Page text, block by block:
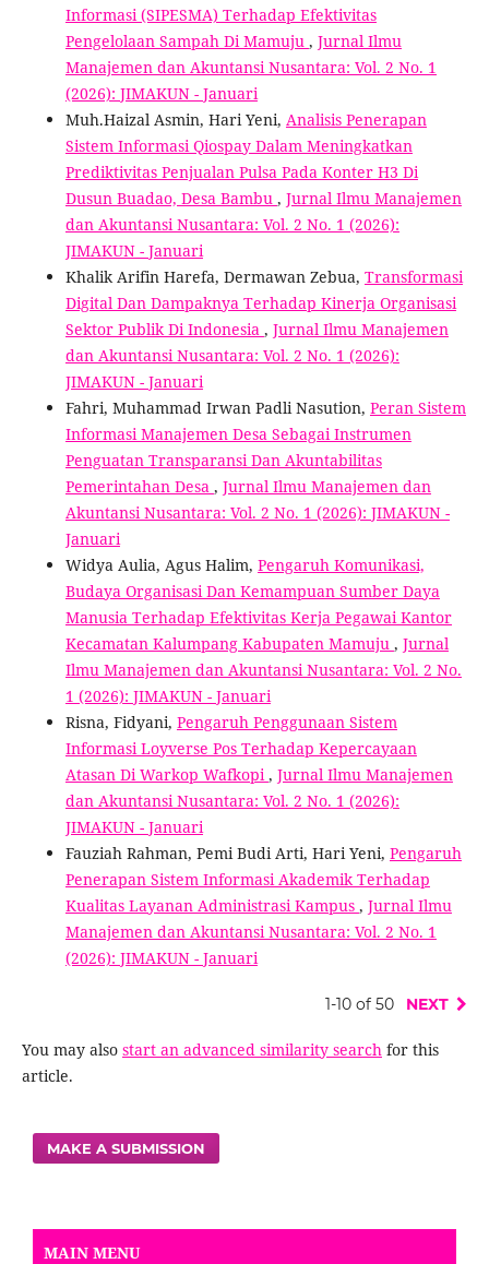
Informasi (SIPESMA) Terhadap Efektivitas
Pengelolaan Sampah Di Mamuju , Jurnal Ilmu
Manajemen dan Akuntansi Nusantara: Vol. 2 No. 1
(2026): JIMAKUN - Januari
Muh.Haizal Asmin, Hari Yeni, Analisis Penerapan
Sistem Informasi Qiospay Dalam Meningkatkan
Prediktivitas Penjualan Pulsa Pada Konter H3 Di
Dusun Buadao, Desa Bambu , Jurnal Ilmu Manajemen
dan Akuntansi Nusantara: Vol. 2 No. 1 (2026):
JIMAKUN - Januari
Khalik Arifin Harefa, Dermawan Zebua, Transformasi
Digital Dan Dampaknya Terhadap Kinerja Organisasi
Sektor Publik Di Indonesia , Jurnal Ilmu Manajemen
dan Akuntansi Nusantara: Vol. 2 No. 1 (2026):
JIMAKUN - Januari
Fahri, Muhammad Irwan Padli Nasution, Peran Sistem
Informasi Manajemen Desa Sebagai Instrumen
Penguatan Transparansi Dan Akuntabilitas
Pemerintahan Desa , Jurnal Ilmu Manajemen dan
Akuntansi Nusantara: Vol. 2 No. 1 (2026): JIMAKUN -
Januari
Widya Aulia, Agus Halim, Pengaruh Komunikasi,
Budaya Organisasi Dan Kemampuan Sumber Daya
Manusia Terhadap Efektivitas Kerja Pegawai Kantor
Kecamatan Kalumpang Kabupaten Mamuju , Jurnal
Ilmu Manajemen dan Akuntansi Nusantara: Vol. 2 No.
1 (2026): JIMAKUN - Januari
Risna, Fidyani, Pengaruh Penggunaan Sistem
Informasi Loyverse Pos Terhadap Kepercayaan
Atasan Di Warkop Wafkopi , Jurnal Ilmu Manajemen
dan Akuntansi Nusantara: Vol. 2 No. 1 (2026):
JIMAKUN - Januari
Fauziah Rahman, Pemi Budi Arti, Hari Yeni, Pengaruh
Penerapan Sistem Informasi Akademik Terhadap
Kualitas Layanan Administrasi Kampus , Jurnal Ilmu
Manajemen dan Akuntansi Nusantara: Vol. 2 No. 1
(2026): JIMAKUN - Januari
1-10 of 50 NEXT
You may also start an advanced similarity search for this
article.
MAKE A SUBMISSION
MAIN MENU